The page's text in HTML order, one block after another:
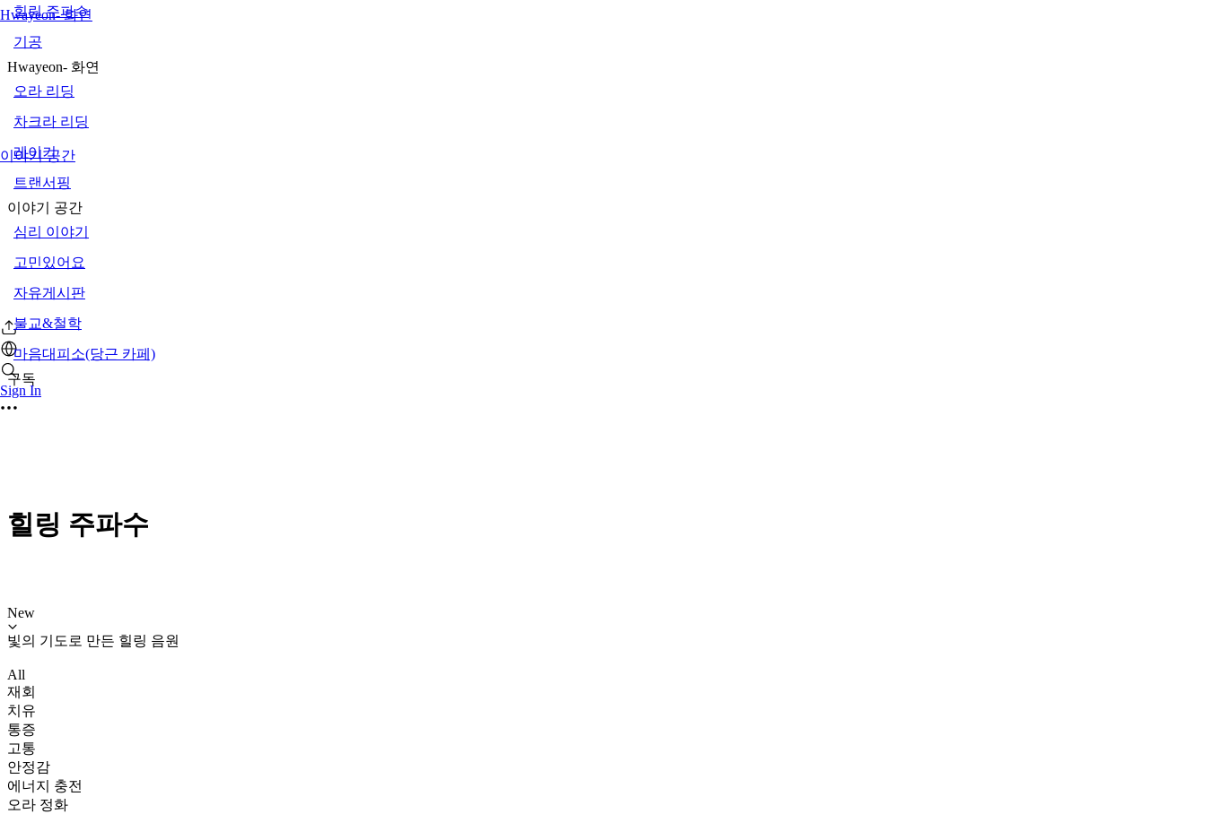
Hwayeon- 화연
이야기 공간
Sign In
힐링 주파수
기공
Hwayeon- 화연
오라 리딩
차크라 리딩
레이키
트랜서핑
이야기 공간
심리 이야기
고민있어요
자유게시판
불교&철학
마음대피소(당근 카페)
구독
힐링 주파수
New
빛의 기도로 만든 힐링 음원
All
재회
치유
통증
고통
안정감
에너지 충전
오라 정화